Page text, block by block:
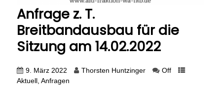
Anfrage z. T.
Breitbandausbau für die
Sitzung am 14.02.2022
9. März 2022 Thorsten Huntzinger
Off
Aktuell ,Anfragen